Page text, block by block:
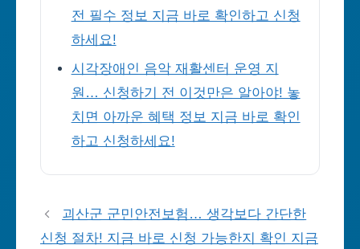
전 필수 정보 지금 바로 확인하고 신청
하세요!
시각장애인 음악 재활센터 운영 지
원… 신청하기 전 이것만은 알아야! 놓
치면 아까운 혜택 정보 지금 바로 확인
하고 신청하세요!
괴산군 군민안전보험… 생각보다 간단한
신청 절차! 지금 바로 신청 가능한지 확인 지금